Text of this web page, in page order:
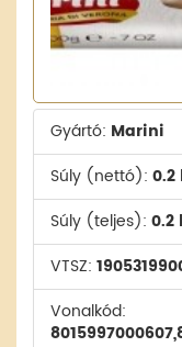
Gyártó: Marini
Súly (nettó): 0.2
Súly (teljes): 0.2
VTSZ:
Vonalkód: